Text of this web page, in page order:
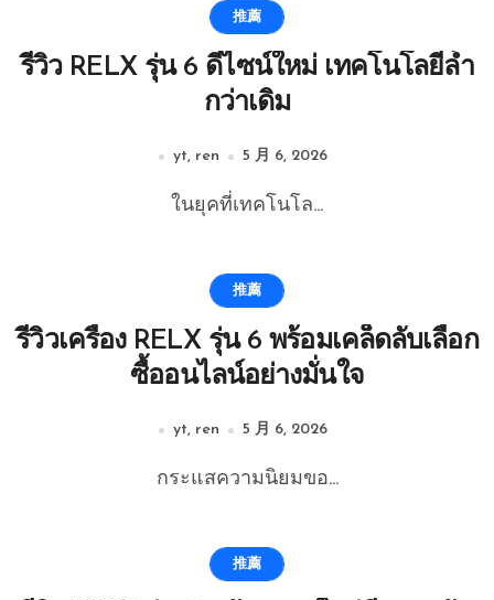
推薦
รีวิว RELX รุ่น 6 ดีไซน์ใหม่ เทคโนโลยีล้ำ
กว่าเดิม
yt, ren 5 月 6, 2026
ในยุคที่เทคโนโล...
推薦
รีวิวเครื่อง RELX รุ่น 6 พร้อมเคล็ดลับเลือก
ซื้ออนไลน์อย่างมั่นใจ
yt, ren 5 月 6, 2026
กระแสความนิยมขอ...
推薦